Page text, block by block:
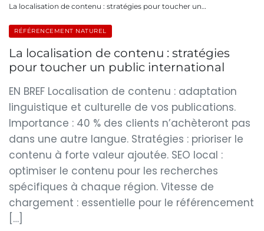
La localisation de contenu : stratégies pour toucher un…
RÉFÉRENCEMENT NATUREL
La localisation de contenu : stratégies
pour toucher un public international
EN BREF Localisation de contenu : adaptation
linguistique et culturelle de vos publications.
Importance : 40 % des clients n’achèteront pas
dans une autre langue. Stratégies : prioriser le
contenu à forte valeur ajoutée. SEO local :
optimiser le contenu pour les recherches
spécifiques à chaque région. Vitesse de
chargement : essentielle pour le référencement
[…]